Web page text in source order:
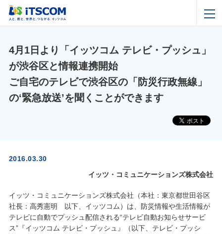
4月1日より「イッツコム テレビ・プッシュ」
が渋谷区と情報連携開始
ご自宅のテレビで渋谷区の「防災行政無線」
の‘緊急放送’を聞くことができます
2016.03.30
イッツ・コミュニケーションズ株式会社
イッツ・コミュニケーションズ株式会社（本社：東京都世田谷区
社長：高秀憲明 以下、イッツコム）は、防災情報や生活情報が
テレビに自動でプッシュ配信される“テレビ自動お知らせサービ
ス”『イッツコム テレビ・プッシュ』（以下、テレビ・プッシ